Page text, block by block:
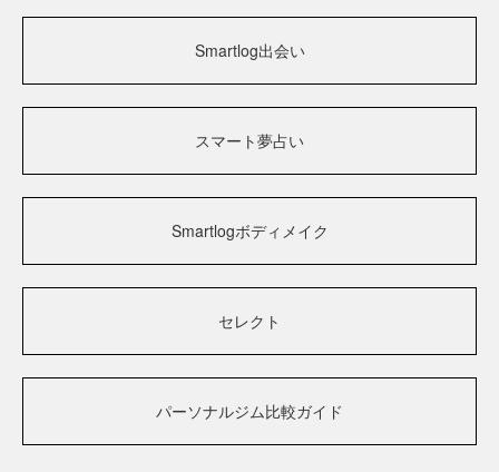
Smartlog出会い
スマート夢占い
Smartlogボディメイク
セレクト
パーソナルジム比較ガイド